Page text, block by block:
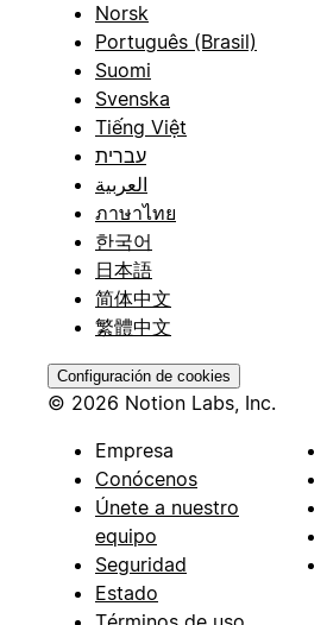
Norsk
Português (Brasil)
Suomi
Svenska
Tiếng Việt
עברית
العربية
ภาษาไทย
한국어
日本語
简体中文
繁體中文
Configuración de cookies
© 2026 Notion Labs, Inc.
Empresa
Conócenos
Únete a nuestro
equipo
Seguridad
Estado